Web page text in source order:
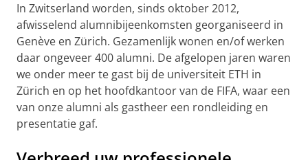
In Zwitserland worden, sinds oktober 2012,
afwisselend alumnibijeenkomsten georganiseerd in
Genève en Zürich. Gezamenlijk wonen en/of werken
daar ongeveer 400 alumni. De afgelopen jaren waren
we onder meer te gast bij de universiteit ETH in
Zürich en op het hoofdkantoor van de FIFA, waar een
van onze alumni als gastheer een rondleiding en
presentatie gaf.